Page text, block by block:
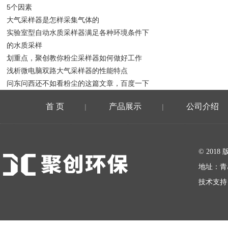
5个因素
大气采样器是怎样采集气体的
实验室型自动水质采样器满足各种环境条件下
的水质采样
划重点，聚创教你粉尘采样器如何做好工作
浅析微电脑双路大气采样器的性能特点
问东问西还不如看粉尘的这篇文章，百度一下
首 页 | 产品展示 | 公司介绍
© 2018
地址：
技术支